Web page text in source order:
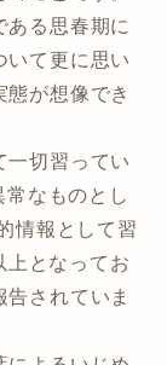
ある思春期に
いて更に思い
が想像でき
一切習ってい
なものとし
情報として習
上となってお
されていま